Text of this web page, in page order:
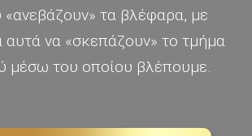
τα βλέφαρα, με
να «σκεπάζουν» το τμήμα
μέσω του οποίου βλέπουμε.